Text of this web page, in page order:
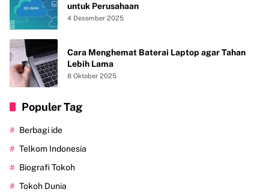
untuk Perusahaan
4 Desember 2025
Cara Menghemat Baterai Laptop agar Tahan
Lebih Lama
8 Oktober 2025
Populer Tag
Berbagi ide
Telkom Indonesia
Biografi Tokoh
Tokoh Dunia